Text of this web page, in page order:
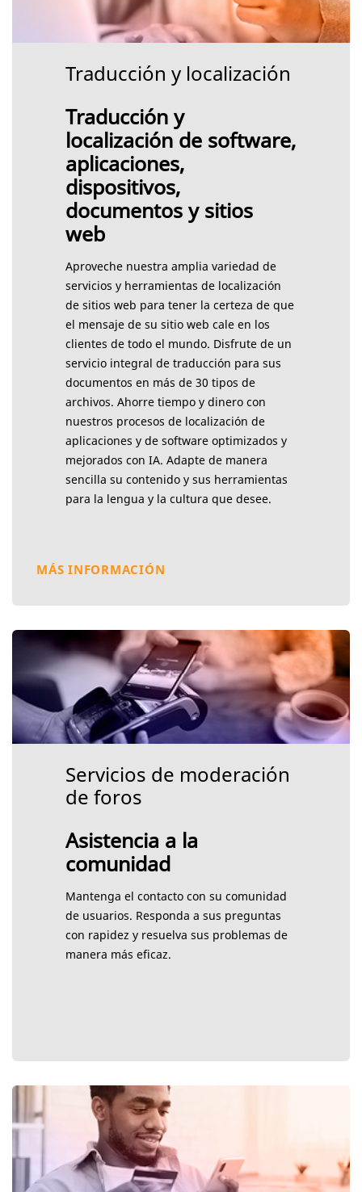
Traducción y localización
Traducción y
localización de software,
aplicaciones,
dispositivos,
documentos y sitios
web
Aproveche nuestra amplia variedad de
servicios y herramientas de localización
de sitios web para tener la certeza de que
el mensaje de su sitio web cale en los
clientes de todo el mundo. Disfrute de un
servicio integral de traducción para sus
documentos en más de 30 tipos de
archivos. Ahorre tiempo y dinero con
nuestros procesos de localización de
aplicaciones y de software optimizados y
mejorados con IA. Adapte de manera
sencilla su contenido y sus herramientas
para la lengua y la cultura que desee.
MÁS INFORMACIÓN
Servicios de moderación
de foros
Asistencia a la
comunidad
Mantenga el contacto con su comunidad
de usuarios. Responda a sus preguntas
con rapidez y resuelva sus problemas de
manera más eficaz.